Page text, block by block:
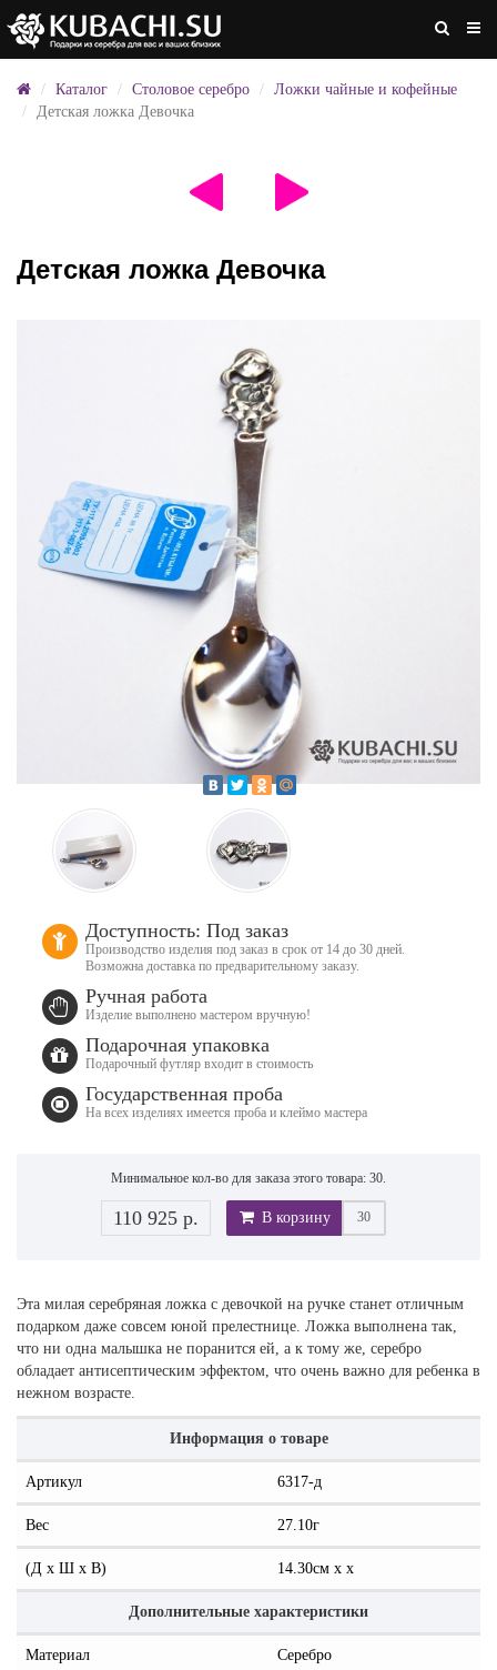
Каталог Столовое серебро
Ложки чайные и кофейные
Детская ложка Девочка
Детская ложка Девочка
Доступность: Под заказ
Производство изделия под заказ в срок от 14 до 30 дней.
Возможна доставка по предварительному заказу.
Ручная работа
Изделие выполнено мастером вручную!
Подарочная упаковка
Подарочный футляр входит в стоимость
Государственная проба
На всех изделиях имеется проба и клеймо мастера
Минимальное кол-во для заказа этого товара: 30.
110 925 р. В корзину
Эта милая серебряная ложка с девочкой на ручке станет отличным
подарком даже совсем юной прелестнице. Ложка выполнена так,
что ни одна малышка не поранится ей, а к тому же, серебро
обладает антисептическим эффектом, что очень важно для ребенка в
нежном возрасте.
Информация о товаре
Артикул 6317-д
Вес 27.10г
(Д x Ш x В) 14.30см x x
Дополнительные характеристики
Материал Серебро